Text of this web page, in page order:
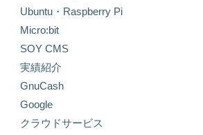
Ubuntu・Raspberry Pi
Micro:bit
SOY CMS
実績紹介
GnuCash
Google
クラウドサービス